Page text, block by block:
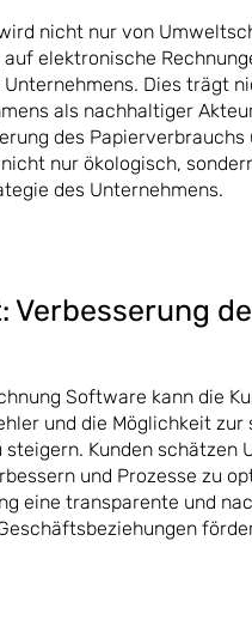
nicht nur von
elektronische
Unternehmens. Dies trägt
als nachhaltiger
des
nur ökologisch,
des Unternehmens.
Verbesserung
Software kann die
und die Möglichkeit
Kunden
und Prozesse zu
eine transparente und